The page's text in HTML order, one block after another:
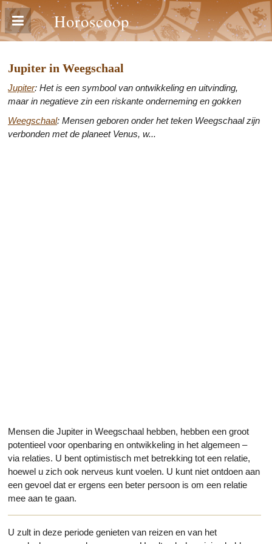
Horoscoop
Jupiter in Weegschaal
Jupiter: Het is een symbool van ontwikkeling en uitvinding,
maar in negatieve zin een riskante onderneming en gokken
Weegschaal: Mensen geboren onder het teken Weegschaal zijn
verbonden met de planeet Venus, w...
Mensen die Jupiter in Weegschaal hebben, hebben een groot
potentieel voor openbaring en ontwikkeling in het algemeen –
via relaties. U bent optimistisch met betrekking tot een relatie,
hoewel u zich ook nerveus kunt voelen. U kunt niet ontdoen aan
een gevoel dat er ergens een beter persoon is om een relatie
mee aan te gaan.
U zult in deze periode genieten van reizen en van het